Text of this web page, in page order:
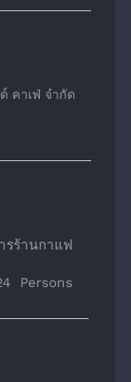
คาเฟ่ จํากัด
รร้านกาแฟ
Persons